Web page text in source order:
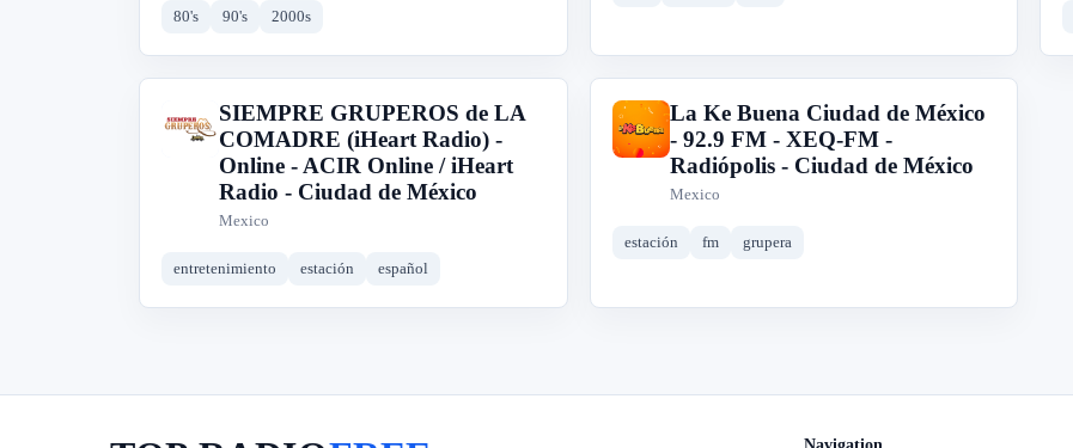
80's 90's 2000s
S
SIEMPRE GRUPEROS de LA
COMADRE (iHeart Radio) -
Online - ACIR Online / iHeart
Radio - Ciudad de México
Mexico
entretenimiento estación español
L
La Ke Buena Ciudad de México
- 92.9 FM - XEQ-FM -
Radiópolis - Ciudad de México
Mexico
estación fm grupera